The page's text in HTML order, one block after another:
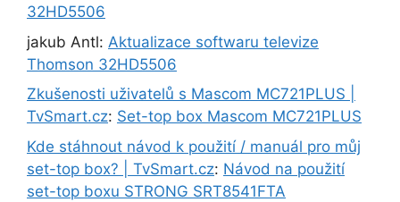
32HD5506
jakub Antl: Aktualizace softwaru televize
Thomson 32HD5506
Zkušenosti uživatelů s Mascom MC721PLUS |
TvSmart.cz: Set-top box Mascom MC721PLUS
Kde stáhnout návod k použití / manuál pro můj
set-top box? | TvSmart.cz: Návod na použití
set-top boxu STRONG SRT8541FTA